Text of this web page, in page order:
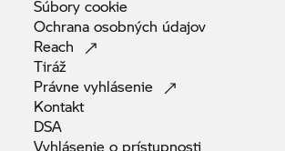
Súborycookie
Ochrana osobných údajov
Reach
Tiráž
Právnevyhlásenie
Kontakt
DSA
Vyhlásenie o prístupnosti